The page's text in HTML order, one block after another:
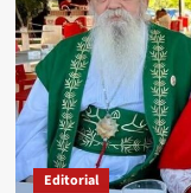
Editorial